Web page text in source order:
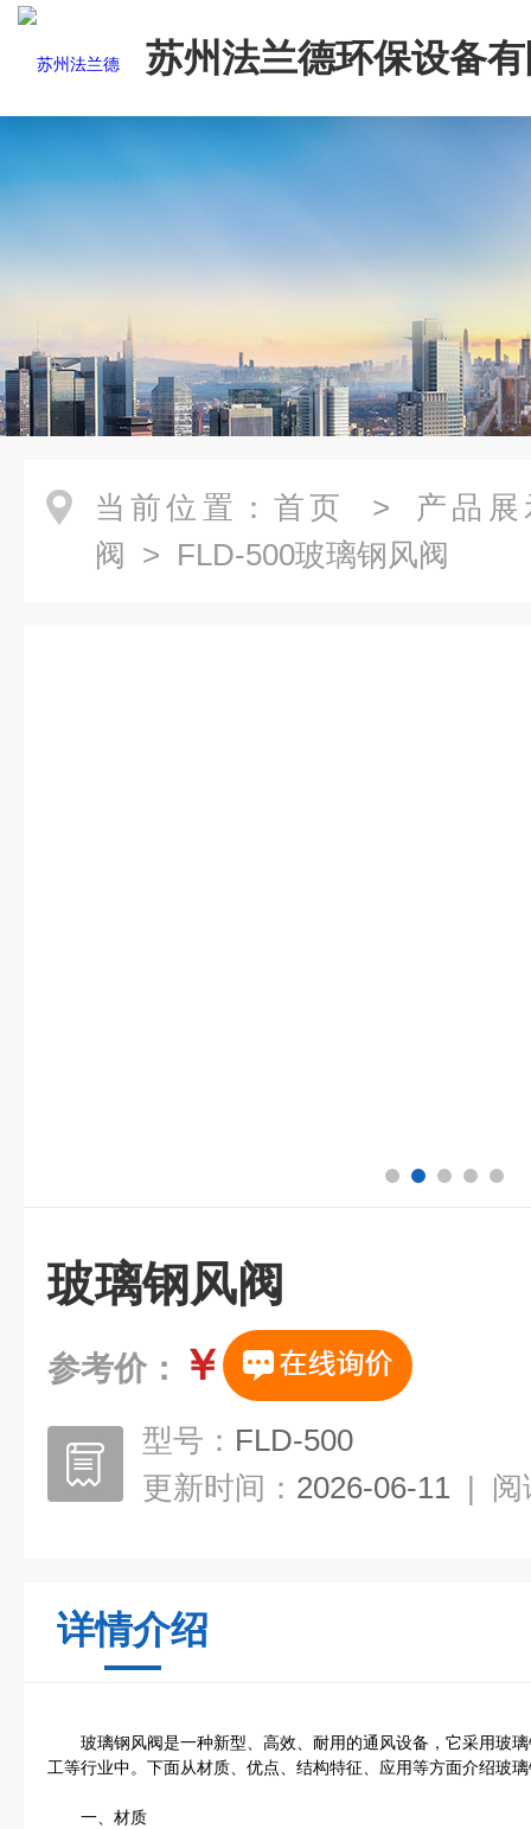
苏州法兰德环保设备
当前位置： 首页 > 产品展
阀 > FLD-500玻璃钢风阀
玻璃钢风阀
参考价： ￥
型号： FLD-500
更新时间： 2026-06-11 | 阅
详情介绍
玻璃钢风阀是一种新型、高效、耐用的通风设备，它采用玻璃
工等行业中。下面从材质、优点、结构特征、应用等方面介绍玻
一、材质